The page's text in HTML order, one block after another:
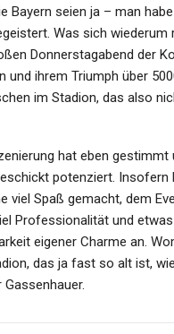
Bayern seien ja – man
Was sich wiederum
Donnerstagabend der
und ihrem Triumph über
im Stadion, das also
hat eben gestimmt
potenziert. Insofern
viel Spaß gemacht, dem
Professionalität und etwas
eigener Charme an.
das ja fast so alt ist,